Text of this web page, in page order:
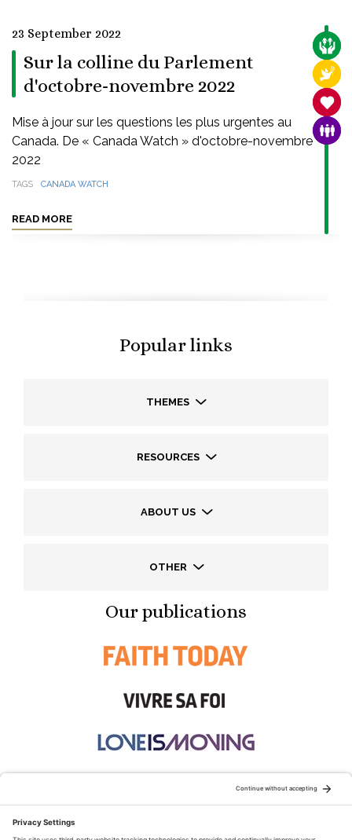
23 September 2022
Sur la colline du Parlement
d'octobre-novembre 2022
Mise à jour sur les questions les plus urgentes au
Canada. De « Canada Watch » d'octobre-novembre
2022
TAGS CANADA WATCH
READ MORE
Popular links
THEMES
RESOURCES
ABOUT US
OTHER
Our publications